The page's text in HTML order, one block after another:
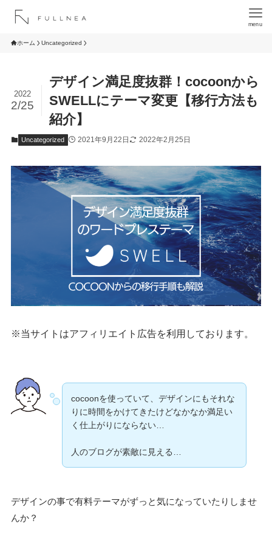
menu
ホーム Uncategorized
デザイン満足度抜群！cocoonから
SWELLにテーマ変更【移行方法も
紹介】
2022
2/25
Uncategorized 2021年9月22日 2022年2月25日
※当サイトはアフィリエイト広告を利用しております。
cocoonを使っていて、デザインにもそれな
りに時間をかけてきたけどなかなか満足い
く仕上がりにならない…
人のブログが素敵に見える…
デザインの事で有料テーマがずっと気になっていたりしませ
んか？